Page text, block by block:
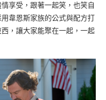
享受，跟著一起笑，也笑自
韋恩斯家族的公式與配方打
，讓大家能聚在一起，一起